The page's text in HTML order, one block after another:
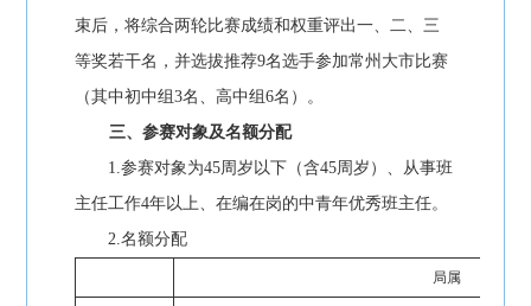
束后，将综合两轮比赛成绩和权重评出一、二、三
等奖若干名，并选拔推荐9名选手参加常州大市比赛
（其中初中组3名、高中组6名）。
三、参赛对象及名额分配
1.参赛对象为45周岁以下（含45周岁）、从事班
主任工作4年以上、在编在岗的中青年优秀班主任。
2.名额分配
局属